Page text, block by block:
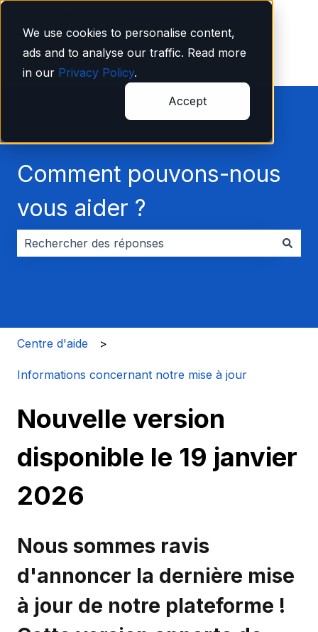
We use cookies to personalise content,
ads and to analyse our traffic. Read more
in our Privacy Policy.
Accept
Comment pouvons-nous
vous aider ?
Centre d'aide
Informations concernant notre mise à jour
Nouvelle version
disponible le 19 janvier
2026
Nous sommes ravis
d'annoncer la dernière mise
à jour de notre plateforme !